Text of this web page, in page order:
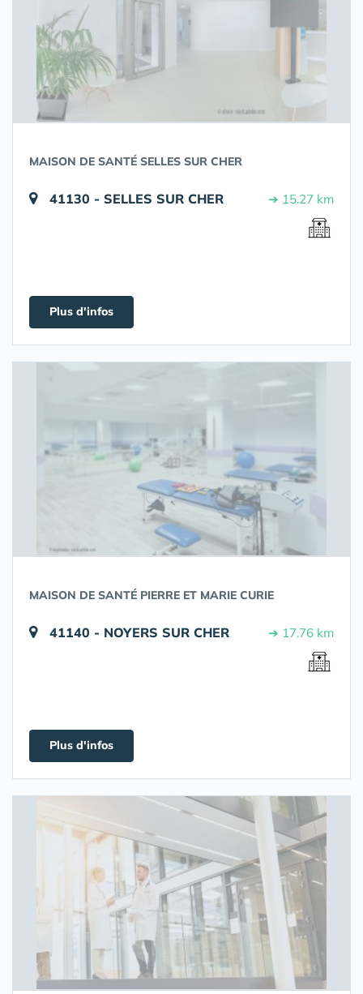
MAISON DE SANTÉ SELLES SUR CHER
41130 - SELLES SUR CHER ➔ 15.27 km
Plus d'infos
MAISON DE SANTÉ PIERRE ET MARIE CURIE
41140 - NOYERS SUR CHER ➔ 17.76 km
Plus d'infos